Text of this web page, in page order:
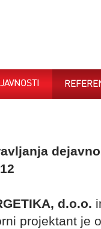
d.o.o.
projektant je